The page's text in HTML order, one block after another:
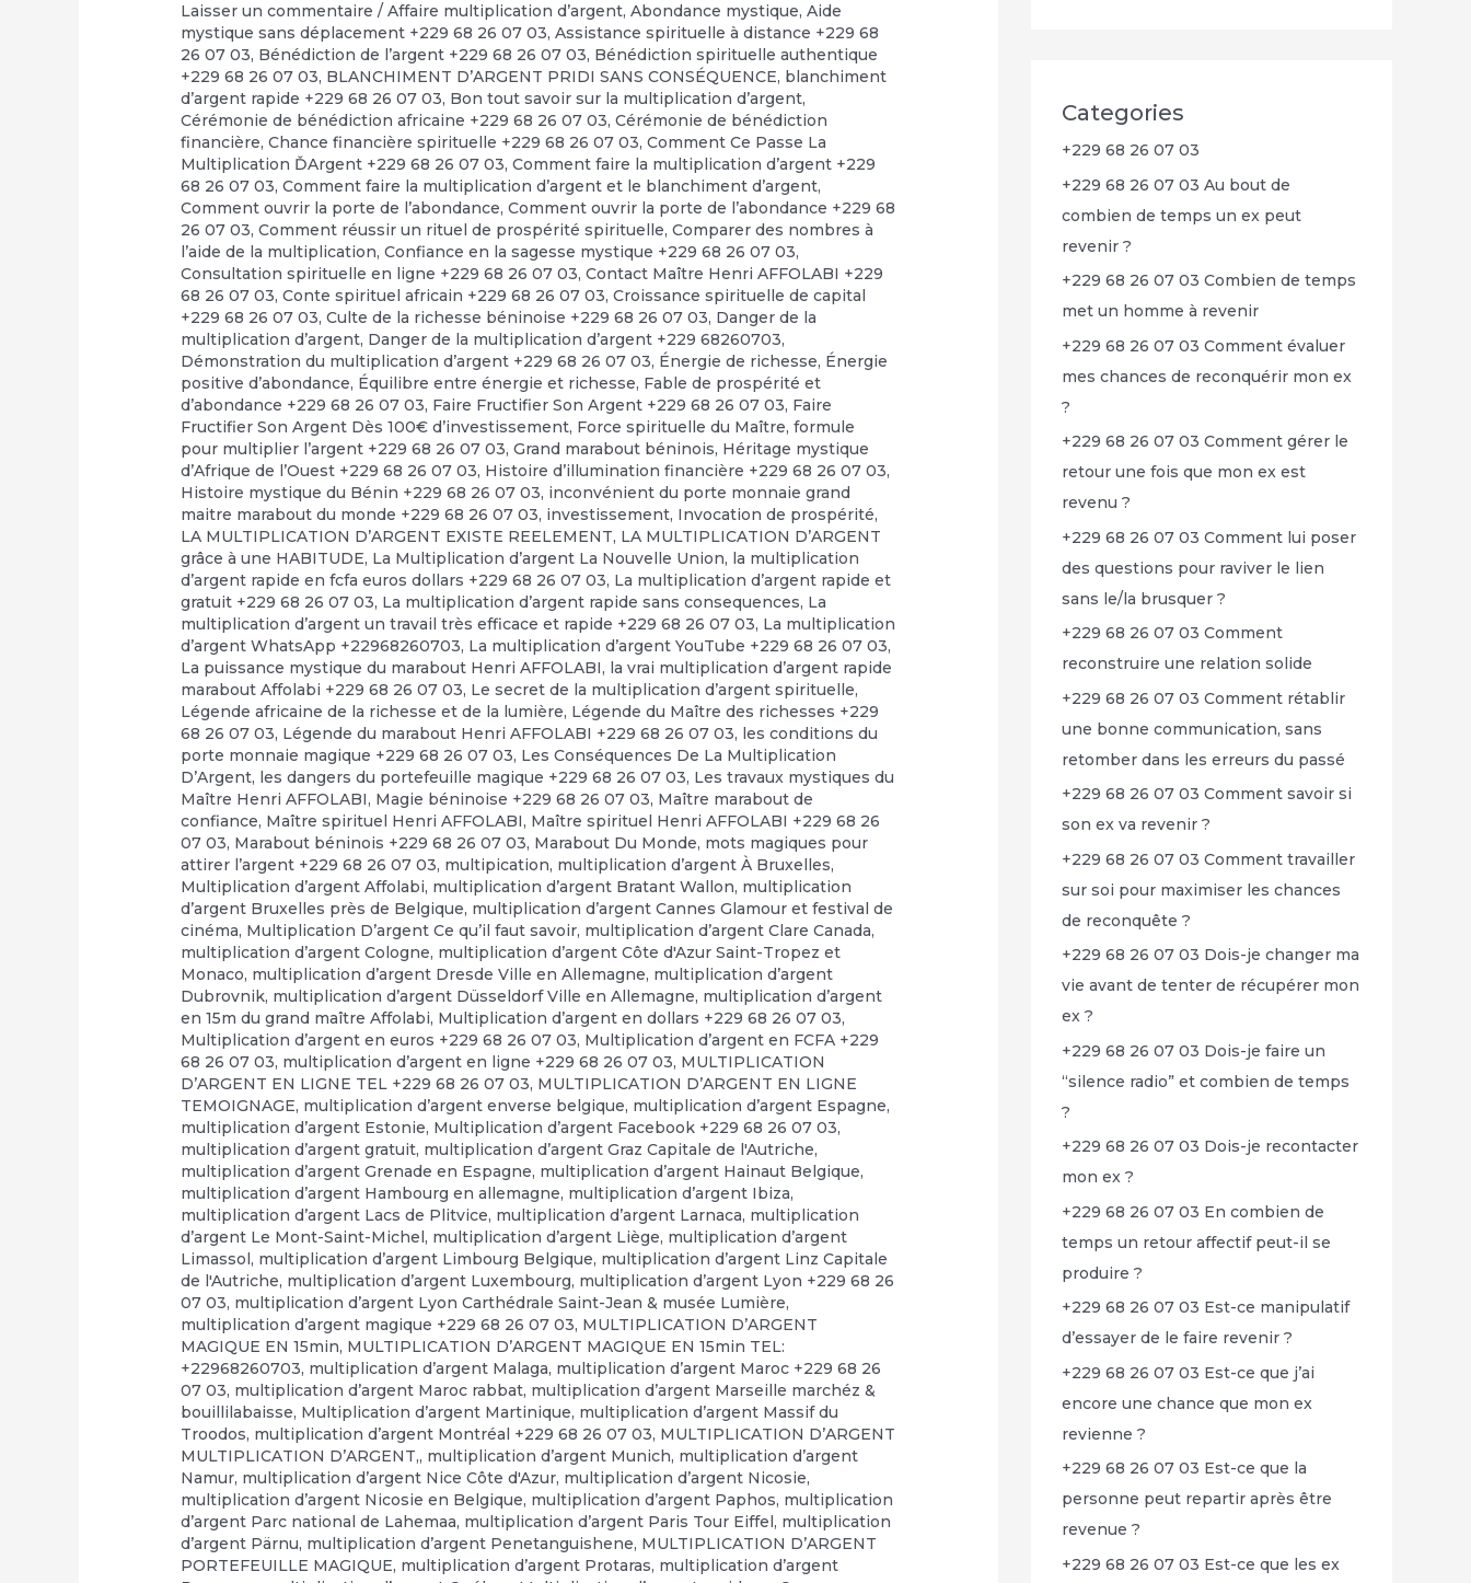
Laisser un commentaire /Affaire multiplication d’argent,Abondance mystique,Aide
mystique sans déplacement +229 68 26 07 03,Assistance spirituelle à distance +229 68
26 07 03, Bénédiction de l’argent +229 68 26 07 03, Bénédiction spirituelle authentique
+229 68 26 07 03, BLANCHIMENT D’ARGENT PRIDI SANS CONSÉQUENCE, blanchiment
d’argent rapide +229 68 26 07 03, Bon tout savoir sur la multiplication d’argent,
Cérémonie de bénédiction africaine +229 68 26 07 03,Cérémonie de bénédiction
financière,Chance financière spirituelle +229 68 26 07 03,Comment Ce Passe La
Multiplication ĎArgent +229 68 26 07 03,Comment faire la multiplication d’argent +229
68 26 07 03,Comment faire la multiplication d’argent et le blanchiment d’argent,
Comment ouvrir la porte de l’abondance,Comment ouvrir la porte de l’abondance +229 68
26 07 03,Comment réussir un rituel de prospérité spirituelle,Comparer des nombres à
l’aide de la multiplication,Confiance en la sagesse mystique +229 68 26 07 03,
Consultation spirituelle en ligne +229 68 26 07 03,Contact Maître Henri AFFOLABI +229
68 26 07 03,Conte spirituel africain +229 68 26 07 03,Croissance spirituelle de capital
+229 68 26 07 03,Culte de la richesse béninoise +229 68 26 07 03, Danger de la
multiplication d’argent, Danger de la multiplication d’argent +229 68260703,
Démonstration du multiplication d’argent +229 68 26 07 03, Énergie de richesse, Énergie
positive d’abondance, Équilibre entre énergie et richesse, Fable de prospérité et
d’abondance +229 68 26 07 03, Faire Fructifier Son Argent +229 68 26 07 03, Faire
Fructifier Son Argent Dès 100€ d’investissement, Force spirituelle du Maître,formule
pour multiplier l’argent +229 68 26 07 03,Grand marabout béninois, Héritage mystique
d’Afrique de l’Ouest +229 68 26 07 03, Histoire d’illumination financière +229 68 26 07 03,
Histoire mystique du Bénin +229 68 26 07 03, inconvénient du porte monnaie grand
maitre marabout du monde +229 68 26 07 03, investissement, Invocation de prospérité,
LA MULTIPLICATION D’ARGENT EXISTE REELEMENT, LA MULTIPLICATION D’ARGENT
grâce à une HABITUDE, La Multiplication d’argent La Nouvelle Union, la multiplication
d’argent rapide en fcfa euros dollars +229 68 26 07 03, La multiplication d’argent rapide et
gratuit +229 68 26 07 03, La multiplication d’argent rapide sans consequences, La
multiplication d’argent un travail très efficace et rapide +229 68 26 07 03, La multiplication
d’argent WhatsApp +22968260703, La multiplication d’argent YouTube +229 68 26 07 03,
La puissance mystique du marabout Henri AFFOLABI, la vrai multiplication d’argent rapide
marabout Affolabi +229 68 26 07 03, Le secret de la multiplication d’argent spirituelle,
Légende africaine de la richesse et de la lumière, Légende du Maître des richesses +229
68 26 07 03, Légende du marabout Henri AFFOLABI +229 68 26 07 03, les conditions du
porte monnaie magique +229 68 26 07 03, Les Conséquences De La Multiplication
D’Argent, les dangers du portefeuille magique +229 68 26 07 03, Les travaux mystiques du
Maître Henri AFFOLABI, Magie béninoise +229 68 26 07 03, Maître marabout de
confiance, Maître spirituel Henri AFFOLABI, Maître spirituel Henri AFFOLABI +229 68 26
07 03, Marabout béninois +229 68 26 07 03, Marabout Du Monde, mots magiques pour
attirer l’argent +229 68 26 07 03, multipication, multiplication d’argent À Bruxelles,
Multiplication d’argent Affolabi, multiplication d’argent Bratant Wallon, multiplication
d’argent Bruxelles près de Belgique, multiplication d’argent Cannes Glamour et festival de
cinéma, Multiplication D’argent Ce qu’il faut savoir, multiplication d’argent Clare Canada,
multiplication d’argent Cologne, multiplication d’argent Côte d'Azur Saint-Tropez et
Monaco, multiplication d’argent Dresde Ville en Allemagne, multiplication d’argent
Dubrovnik, multiplication d’argent Düsseldorf Ville en Allemagne, multiplication d’argent
en 15m du grand maître Affolabi, Multiplication d’argent en dollars +229 68 26 07 03,
Multiplication d’argent en euros +229 68 26 07 03, Multiplication d’argent en FCFA +229
68 26 07 03, multiplication d’argent en ligne +229 68 26 07 03, MULTIPLICATION
D’ARGENT EN LIGNE TEL +229 68 26 07 03, MULTIPLICATION D’ARGENT EN LIGNE
TEMOIGNAGE, multiplication d’argent enverse belgique, multiplication d’argent Espagne,
multiplication d’argent Estonie, Multiplication d’argent Facebook +229 68 26 07 03,
multiplication d’argent gratuit, multiplication d’argent Graz Capitale de l'Autriche,
multiplication d’argent Grenade en Espagne, multiplication d’argent Hainaut Belgique,
multiplication d’argent Hambourg en allemagne, multiplication d’argent Ibiza,
multiplication d’argent Lacs de Plitvice, multiplication d’argent Larnaca, multiplication
d’argent Le Mont-Saint-Michel, multiplication d’argent Liège, multiplication d’argent
Limassol, multiplication d’argent Limbourg Belgique, multiplication d’argent Linz Capitale
de l'Autriche, multiplication d’argent Luxembourg, multiplication d’argent Lyon +229 68 26
07 03, multiplication d’argent Lyon Carthédrale Saint-Jean & musée Lumière,
multiplication d’argent magique +229 68 26 07 03, MULTIPLICATION D’ARGENT
MAGIQUE EN 15min, MULTIPLICATION D’ARGENT MAGIQUE EN 15min TEL:
+22968260703, multiplication d’argent Malaga, multiplication d’argent Maroc +229 68 26
07 03, multiplication d’argent Maroc rabbat, multiplication d’argent Marseille marchéz &
bouillilabaisse, Multiplication d’argent Martinique, multiplication d’argent Massif du
Troodos, multiplication d’argent Montréal +229 68 26 07 03, MULTIPLICATION D’ARGENT
MULTIPLICATION D’ARGENT,, multiplication d’argent Munich, multiplication d’argent
Namur, multiplication d’argent Nice Côte d'Azur, multiplication d’argent Nicosie,
multiplication d’argent Nicosie en Belgique, multiplication d’argent Paphos, multiplication
d’argent Parc national de Lahemaa, multiplication d’argent Paris Tour Eiffel, multiplication
d’argent Pärnu, multiplication d’argent Penetanguishene, MULTIPLICATION D’ARGENT
PORTEFEUILLE MAGIQUE, multiplication d’argent Protaras, multiplication d’argent
Categories
+229 68 26 07 03
+229 68 26 07 03 Au bout de
combien de temps un ex peut
revenir ?
+229 68 26 07 03 Combien de temps
met un homme à revenir
+229 68 26 07 03 Comment évaluer
mes chances de reconquérir mon ex
?
+229 68 26 07 03 Comment gérer le
retour une fois que mon ex est
revenu ?
+229 68 26 07 03 Comment lui poser
des questions pour raviver le lien
sans le/la brusquer ?
+229 68 26 07 03 Comment
reconstruire une relation solide
+229 68 26 07 03 Comment rétablir
une bonne communication, sans
retomber dans les erreurs du passé
+229 68 26 07 03 Comment savoir si
son ex va revenir ?
+229 68 26 07 03 Comment travailler
sur soi pour maximiser les chances
de reconquête ?
+229 68 26 07 03 Dois-je changer ma
vie avant de tenter de récupérer mon
ex ?
+229 68 26 07 03 Dois-je faire un
“silence radio” et combien de temps
?
+229 68 26 07 03 Dois-je recontacter
mon ex ?
+229 68 26 07 03 En combien de
temps un retour affectif peut-il se
produire ?
+229 68 26 07 03 Est-ce manipulatif
d’essayer de le faire revenir ?
+229 68 26 07 03 Est-ce que j’ai
encore une chance que mon ex
revienne ?
+229 68 26 07 03 Est-ce que la
personne peut repartir après être
revenue ?
+229 68 26 07 03 Est-ce que les ex